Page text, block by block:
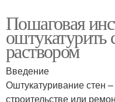
Пошаговая
раствором
Введение
Оштукатуривание стен
строительстве или